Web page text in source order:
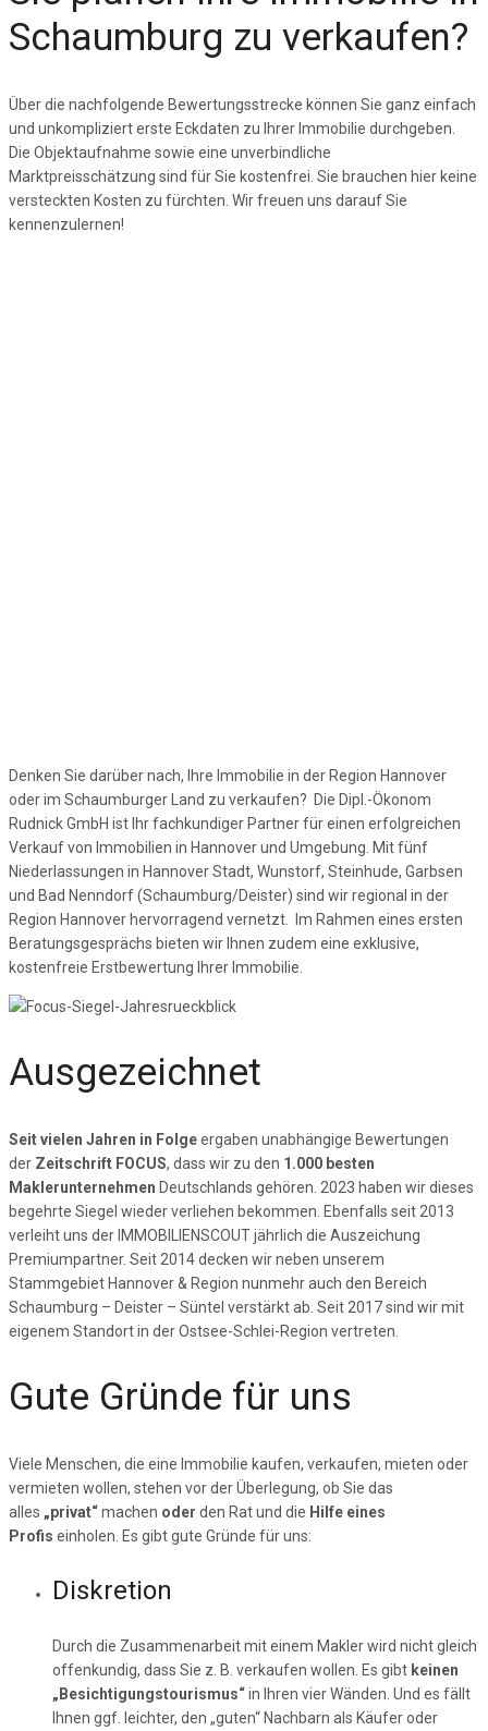
Schaumburg zu verkaufen?
Über die nachfolgende Bewertungsstrecke können Sie ganz einfach
und unkompliziert erste Eckdaten zu Ihrer Immobilie durchgeben.
Die Objektaufnahme sowie eine unverbindliche
Marktpreisschätzung sind für Sie kostenfrei. Sie brauchen hier keine
versteckten Kosten zu fürchten. Wir freuen uns darauf Sie
kennenzulernen!
Denken Sie darüber nach, Ihre Immobilie in der Region Hannover
oder im Schaumburger Land zu verkaufen? Die Dipl.-Ökonom
Rudnick GmbH ist Ihr fachkundiger Partner für einen erfolgreichen
Verkauf von Immobilien in Hannover und Umgebung. Mit fünf
Niederlassungen in Hannover Stadt, Wunstorf, Steinhude, Garbsen
und Bad Nenndorf (Schaumburg/Deister) sind wir regional in der
Region Hannover hervorragend vernetzt. Im Rahmen eines ersten
Beratungsgesprächs bieten wir Ihnen zudem eine exklusive,
kostenfreie Erstbewertung Ihrer Immobilie.
Ausgezeichnet
Seit vielen Jahren in Folgeergaben unabhängige Bewertungen
der Zeitschrift FOCUS, dass wir zu den 1.000 besten
Maklerunternehmen Deutschlands gehören. 2023 haben wir dieses
begehrte Siegel wieder verliehen bekommen. Ebenfalls seit 2013
verleiht uns der IMMOBILIENSCOUT jährlich die Auszeichung
Premiumpartner. Seit 2014 decken wir neben unserem
Stammgebiet Hannover & Region nunmehr auch den Bereich
Schaumburg – Deister – Süntel verstärkt ab. Seit 2017 sind wir mit
eigenem Standort in der Ostsee-Schlei-Region vertreten.
Gute Gründe für uns
Viele Menschen, die eine Immobilie kaufen, verkaufen, mieten oder
vermieten wollen, stehen vor der Überlegung, ob Sie das
alles „privat“machen oder den Rat und die Hilfe eines
Profis einholen. Es gibt gute Gründe für uns:
Diskretion
Durch die Zusammenarbeit mit einem Makler wird nicht gleich
offenkundig, dass Sie z. B. verkaufen wollen. Es gibt keinen
„Besichtigungstourismus“in Ihren vier Wänden. Und es fällt
Ihnen ggf. leichter, den „guten“ Nachbarn als Käufer oder